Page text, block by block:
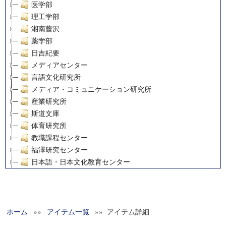
医学部
理工学部
湘南藤沢
薬学部
日吉紀要
メディアセンター
言語文化研究所
メディア・コミュニケーション研究所
産業研究所
斯道文庫
体育研究所
教職課程センター
福澤研究センター
日本語・日本文化教育センター
グローバルリサーチインスティテュート
ホーム »» アイテム一覧 »» アイテム詳細